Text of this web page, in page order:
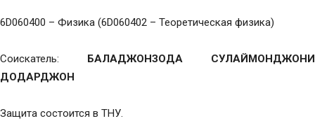
6D060400 – Физика (6D060402 – Теоретическая физика)
Соискатель: БАЛАДЖОНЗОДА СУЛАЙМОНДЖОНИ
ДОДАРДЖОН
Защита состоится в ТНУ.